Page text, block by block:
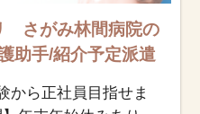
さがみ林間病院の
助手/紹介予定派遣
から正社員目指せま